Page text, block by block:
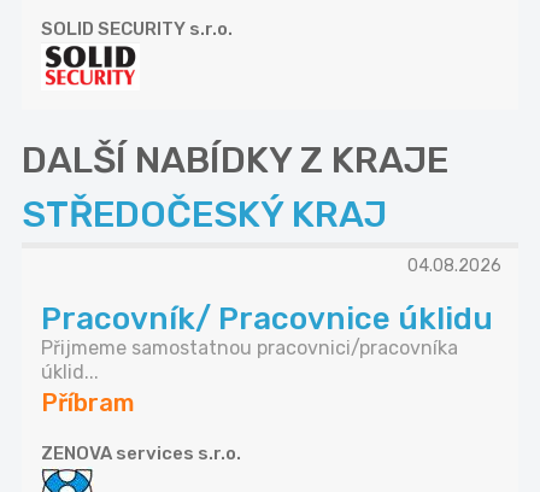
SOLID SECURITY s.r.o.
DALŠÍ NABÍDKY Z KRAJE
STŘEDOČESKÝ KRAJ
04.08.2026
Pracovník/ Pracovnice úklidu
Přijmeme samostatnou pracovnici/pracovníka
úklid...
Příbram
ZENOVA services s.r.o.